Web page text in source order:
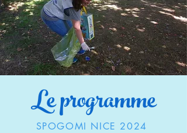
Le programme
SPOGOMI NICE 2024